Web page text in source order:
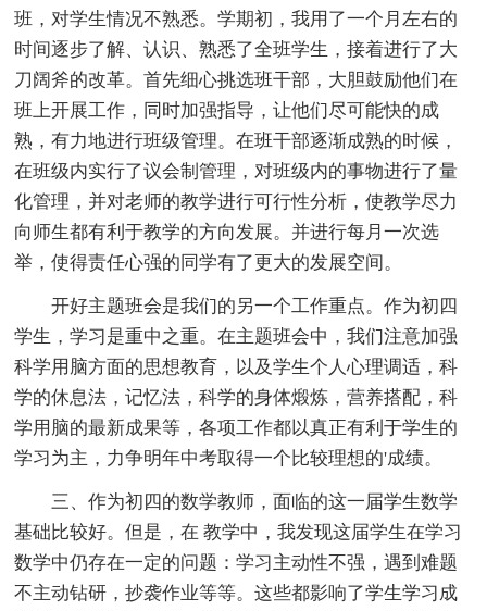
班，对学生情况不熟悉。学期初，我用了一个月左右的
时间逐步了解、认识、熟悉了全班学生，接着进行了大
刀阔斧的改革。首先细心挑选班干部，大胆鼓励他们在
班上开展工作，同时加强指导，让他们尽可能快的成
熟，有力地进行班级管理。在班干部逐渐成熟的时候，
在班级内实行了议会制管理，对班级内的事物进行了量
化管理，并对老师的教学进行可行性分析，使教学尽力
向师生都有利于教学的方向发展。并进行每月一次选
举，使得责任心强的同学有了更大的发展空间。
开好主题班会是我们的另一个工作重点。作为初四
学生，学习是重中之重。在主题班会中，我们注意加强
科学用脑方面的思想教育，以及学生个人心理调适，科
学的休息法，记忆法，科学的身体煅炼，营养搭配，科
学用脑的最新成果等，各项工作都以真正有利于学生的
学习为主，力争明年中考取得一个比较理想的'成绩。
三、作为初四的数学教师，面临的这一届学生数学
基础比较好。但是，在 教学中，我发现这届学生在学习
数学中仍存在一定的问题：学习主动性不强，遇到难题
不主动钻研，抄袭作业等等。这些都影响了学生学习成